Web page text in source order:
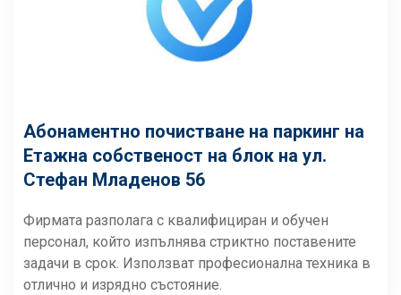
Абонаментно почистване на паркинг на
Етажна собственост на блок на ул.
Стефан Младенов 56
Фирмата разполага с квалифициран и обучен
персонал, който изпълнява стриктно поставените
задачи в срок. Използват професионална техника в
отлично и изрядно състояние.